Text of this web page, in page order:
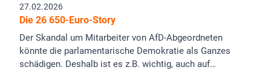
27.02.2026
Die 26 650-Euro-Story
Der Skandal um Mitarbeiter von AfD-Abgeordneten
könnte die parlamentarische Demokratie als Ganzes
schädigen. Deshalb ist es z.B. wichtig, auch auf…